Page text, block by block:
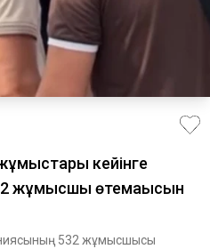
кейінге
жұмысшы өтемақысын
532 жұмысшысы